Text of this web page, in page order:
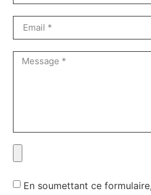
En soumettant ce